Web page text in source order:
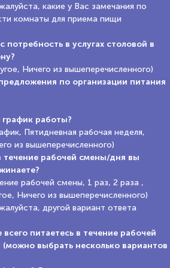
какие у Вас замечания по
комнаты для приема пищи
потребность в услугах столовой в
Ничего из вышеперечисленного)
по организации питания
график работы?
Пятидневная рабочая неделя,
из вышеперечисленного)
течение рабочей смены/дня вы
рабочей смены, 1 раз, 2 раза ,
Ничего из вышеперечисленного)
другой вариант ответа
питаетесь в течение рабочей
выбрать несколько вариантов